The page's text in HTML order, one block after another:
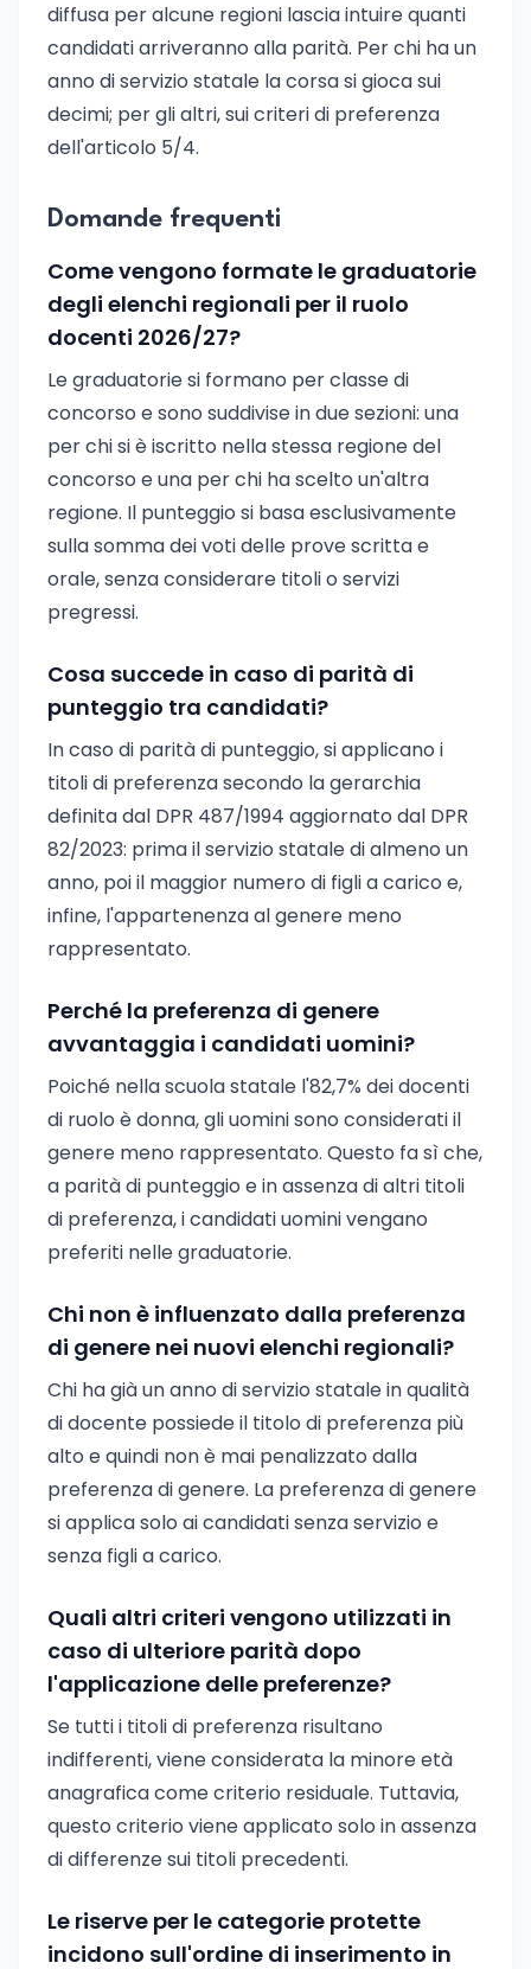
diffusa per alcune regioni lascia intuire quanti
candidati arriveranno alla parità. Per chi ha un
anno di servizio statale la corsa si gioca sui
decimi; per gli altri, sui criteri di preferenza
dell'articolo 5/4.
Domande frequenti
Come vengono formate le graduatorie
degli elenchi regionali per il ruolo
docenti 2026/27?
Le graduatorie si formano per classe di
concorso e sono suddivise in due sezioni: una
per chi si è iscritto nella stessa regione del
concorso e una per chi ha scelto un'altra
regione. Il punteggio si basa esclusivamente
sulla somma dei voti delle prove scritta e
orale, senza considerare titoli o servizi
pregressi.
Cosa succede in caso di parità di
punteggio tra candidati?
In caso di parità di punteggio, si applicano i
titoli di preferenza secondo la gerarchia
definita dal DPR 487/1994 aggiornato dal DPR
82/2023: prima il servizio statale di almeno un
anno, poi il maggior numero di figli a carico e,
infine, l'appartenenza al genere meno
rappresentato.
Perché la preferenza di genere
avvantaggia i candidati uomini?
Poiché nella scuola statale l'82,7% dei docenti
di ruolo è donna, gli uomini sono considerati il
genere meno rappresentato. Questo fa sì che,
a parità di punteggio e in assenza di altri titoli
di preferenza, i candidati uomini vengano
preferiti nelle graduatorie.
Chi non è influenzato dalla preferenza
di genere nei nuovi elenchi regionali?
Chi ha già un anno di servizio statale in qualità
di docente possiede il titolo di preferenza più
alto e quindi non è mai penalizzato dalla
preferenza di genere. La preferenza di genere
si applica solo ai candidati senza servizio e
senza figli a carico.
Quali altri criteri vengono utilizzati in
caso di ulteriore parità dopo
l'applicazione delle preferenze?
Se tutti i titoli di preferenza risultano
indifferenti, viene considerata la minore età
anagrafica come criterio residuale. Tuttavia,
questo criterio viene applicato solo in assenza
di differenze sui titoli precedenti.
Le riserve per le categorie protette
incidono sull'ordine di inserimento in